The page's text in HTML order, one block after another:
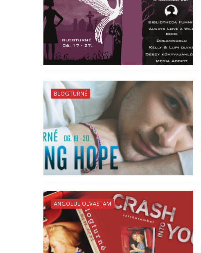
BLOGTURNÉ
ANGOLUL OLVASTAM